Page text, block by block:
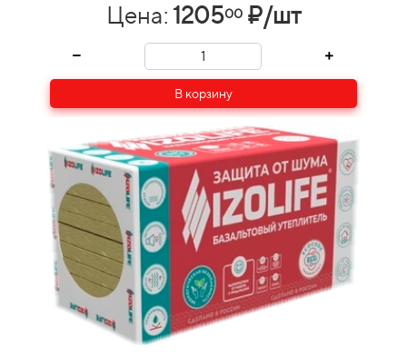
Цена: 120500 ₽/шт
В корзину